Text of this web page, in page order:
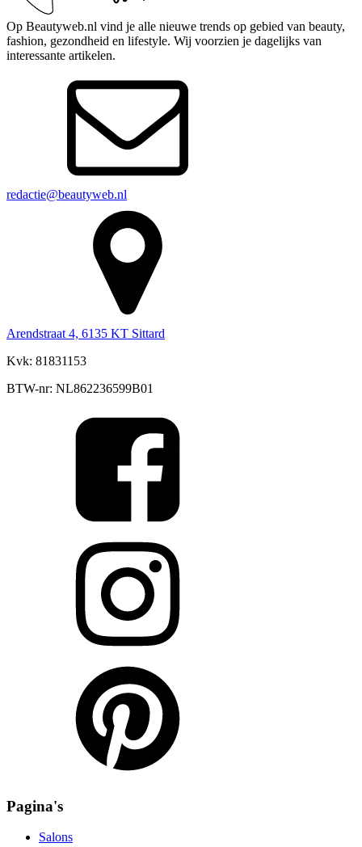
Op Beautyweb.nl vind je alle nieuwe trends op gebied van beauty,
fashion, gezondheid en lifestyle. Wij voorzien je dagelijks van
interessante artikelen.
redactie@beautyweb.nl
Arendstraat 4, 6135 KT Sittard
Kvk: 81831153
BTW-nr: NL862236599B01
Pagina's
Salons